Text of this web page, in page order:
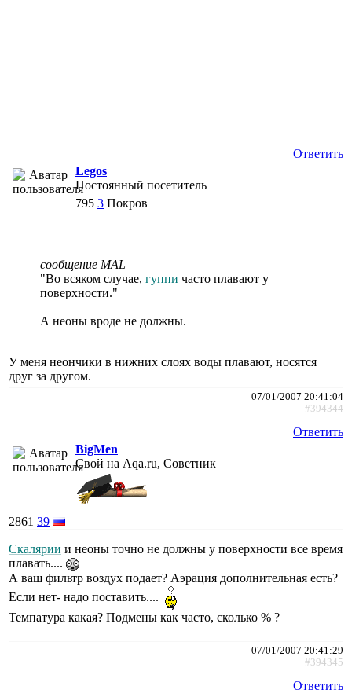
Ответить
Legos
Постоянный посетитель
795 3 Покров
сообщение MAL
"Во всяком случае, гуппи часто плавают у
поверхности."
А неоны вроде не должны.
У меня неончики в нижних слоях воды плавают, носятся
друг за другом.
07/01/2007 20:41:04
#394344
Ответить
BigMen
Свой на Aqa.ru, Советник
2861 39
Скалярии и неоны точно не должны у поверхности все время
плавать....
А ваш фильтр воздух подает? Аэрация дополнительная есть?
Если нет- надо поставить....
Темпатура какая? Подмены как часто, сколько % ?
07/01/2007 20:41:29
#394345
Ответить